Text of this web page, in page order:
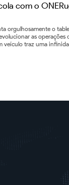
com o
orgulhosamente o
as operações
veículo traz uma